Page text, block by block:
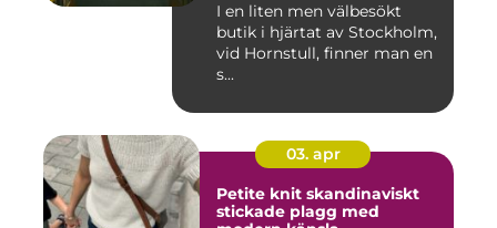
I en liten men välbesökt
butik i hjärtat av Stockholm,
vid Hornstull, finner man en
s...
03. apr
Petite knit skandinaviskt
stickade plagg med